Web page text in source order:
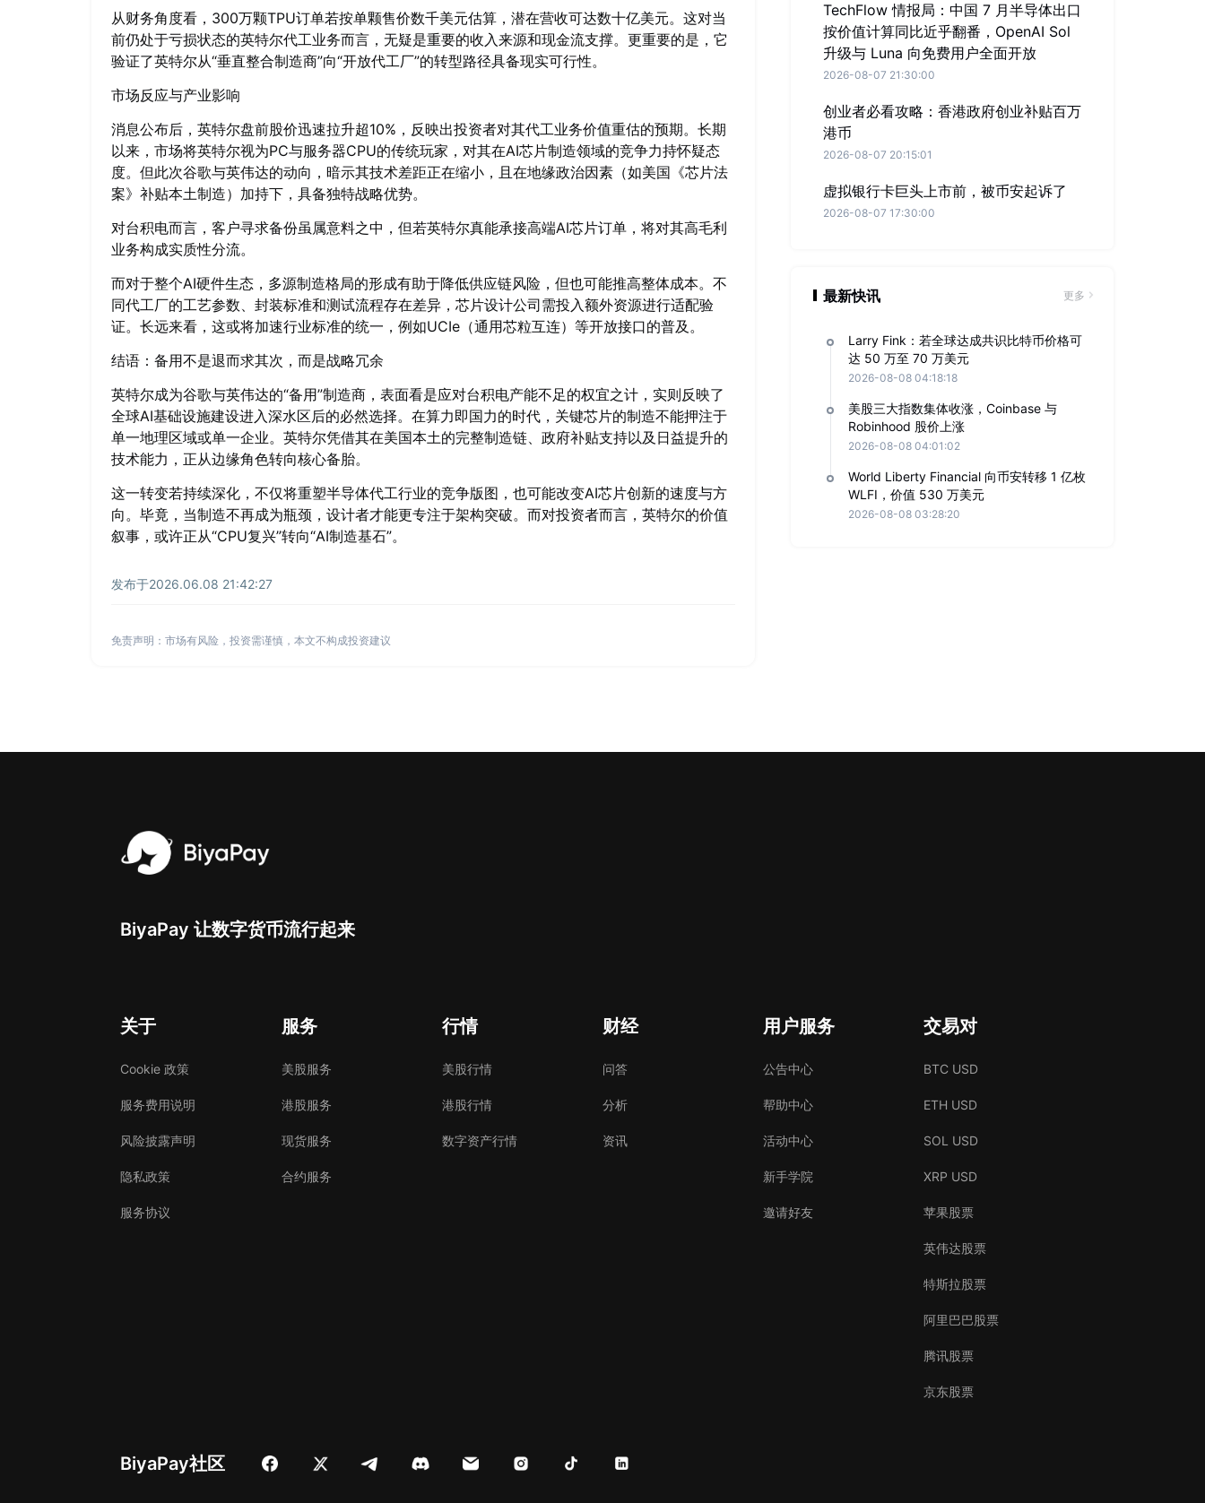
从财务角度看，300万颗TPU订单若按单颗售价数千美元估算，潜在营收可达数十亿美元。这对当
前仍处于亏损状态的英特尔代工业务而言，无疑是重要的收入来源和现金流支撑。更重要的是，它
验证了英特尔从“垂直整合制造商”向“开放代工厂”的转型路径具备现实可行性。
市场反应与产业影响
消息公布后，英特尔盘前股价迅速拉升超10%，反映出投资者对其代工业务价值重估的预期。长期
以来，市场将英特尔视为PC与服务器CPU的传统玩家，对其在AI芯片制造领域的竞争力持怀疑态
度。但此次谷歌与英伟达的动向，暗示其技术差距正在缩小，且在地缘政治因素（如美国《芯片法
案》补贴本土制造）加持下，具备独特战略优势。
对台积电而言，客户寻求备份虽属意料之中，但若英特尔真能承接高端AI芯片订单，将对其高毛利
业务构成实质性分流。
而对于整个AI硬件生态，多源制造格局的形成有助于降低供应链风险，但也可能推高整体成本。不
同代工厂的工艺参数、封装标准和测试流程存在差异，芯片设计公司需投入额外资源进行适配验
证。长远来看，这或将加速行业标准的统一，例如UCIe（通用芯粒互连）等开放接口的普及。
结语：备用不是退而求其次，而是战略冗余
英特尔成为谷歌与英伟达的“备用”制造商，表面看是应对台积电产能不足的权宜之计，实则反映了
全球AI基础设施建设进入深水区后的必然选择。在算力即国力的时代，关键芯片的制造不能押注于
单一地理区域或单一企业。英特尔凭借其在美国本土的完整制造链、政府补贴支持以及日益提升的
技术能力，正从边缘角色转向核心备胎。
这一转变若持续深化，不仅将重塑半导体代工行业的竞争版图，也可能改变AI芯片创新的速度与方
向。毕竟，当制造不再成为瓶颈，设计者才能更专注于架构突破。而对投资者而言，英特尔的价值
叙事，或许正从“CPU复兴”转向“AI制造基石”。
发布于2026.06.08 21:42:27
免责声明：市场有风险，投资需谨慎，本文不构成投资建议
TechFlow 情报局：中国 7 月半导体出口
按价值计算同比近乎翻番，OpenAI Sol
升级与 Luna 向免费用户全面开放
2026-08-07 21:30:00
创业者必看攻略：香港政府创业补贴百万
港币
2026-08-07 20:15:01
虚拟银行卡巨头上市前，被币安起诉了
2026-08-07 17:30:00
最新快讯 更多
Larry Fink：若全球达成共识比特币价格可
达 50 万至 70 万美元
2026-08-08 04:18:18
美股三大指数集体收涨，Coinbase 与
Robinhood 股价上涨
2026-08-08 04:01:02
World Liberty Financial 向币安转移 1 亿枚
WLFI，价值 530 万美元
2026-08-08 03:28:20
BiyaPay 让数字货币流行起来
关于
Cookie 政策
服务费用说明
风险披露声明
隐私政策
服务协议
服务
美股服务
港股服务
现货服务
合约服务
行情
美股行情
港股行情
数字资产行情
财经
问答
分析
资讯
用户服务
公告中心
帮助中心
活动中心
新手学院
邀请好友
交易对
BTC USD
ETH USD
SOL USD
XRP USD
苹果股票
英伟达股票
特斯拉股票
阿里巴巴股票
腾讯股票
京东股票
BiyaPay社区